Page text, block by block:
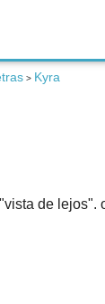
> Kyra
de